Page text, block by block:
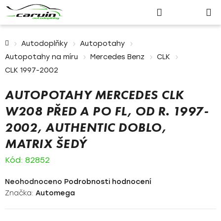
Přihlášení
košík
Autodoplňky
Autopotahy
Autopotahy na míru
Mercedes Benz
CLK
CLK 1997-2002
AUTOPOTAHY MERCEDES CLK
W208 PŘED A PO FL, OD R. 1997-
2002, AUTHENTIC DOBLO,
MATRIX ŠEDÝ
Kód: 82852
Průměrné
hodnocení
Neohodnoceno Podrobnosti hodnocení
Značka: Automega